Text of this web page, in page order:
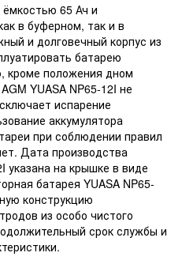
ёмкостью 65 Ач и
в буферном, так и в
и долговечный корпус из
батарею
кроме положения дном
YUASA NP65-12I не
испарение
аккумулятора
при соблюдении правил
Дата производства
указана на крышке в виде
батарея YUASA NP65-
конструкцию
из особо чистого
срок службы и